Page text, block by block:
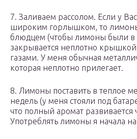
7. Заливаем рассолом. Если у
широким горлышком, то
блюдцем (чтобы лимоны были в
закрывается неплотно
газами. У меня обычная
которая неплотно прилегает.
8. Лимоны поставить в теплое
недель (у меня стояли под
что полный аромат развивается
Употреблять лимоны я начала